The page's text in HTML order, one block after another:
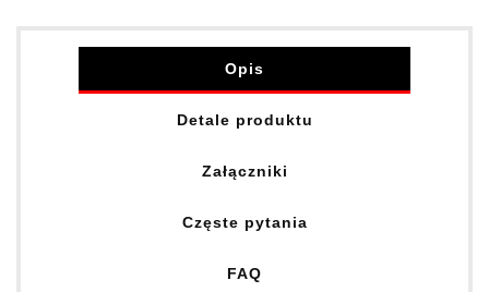
Opis
Detale produktu
Załączniki
Częste pytania
FAQ